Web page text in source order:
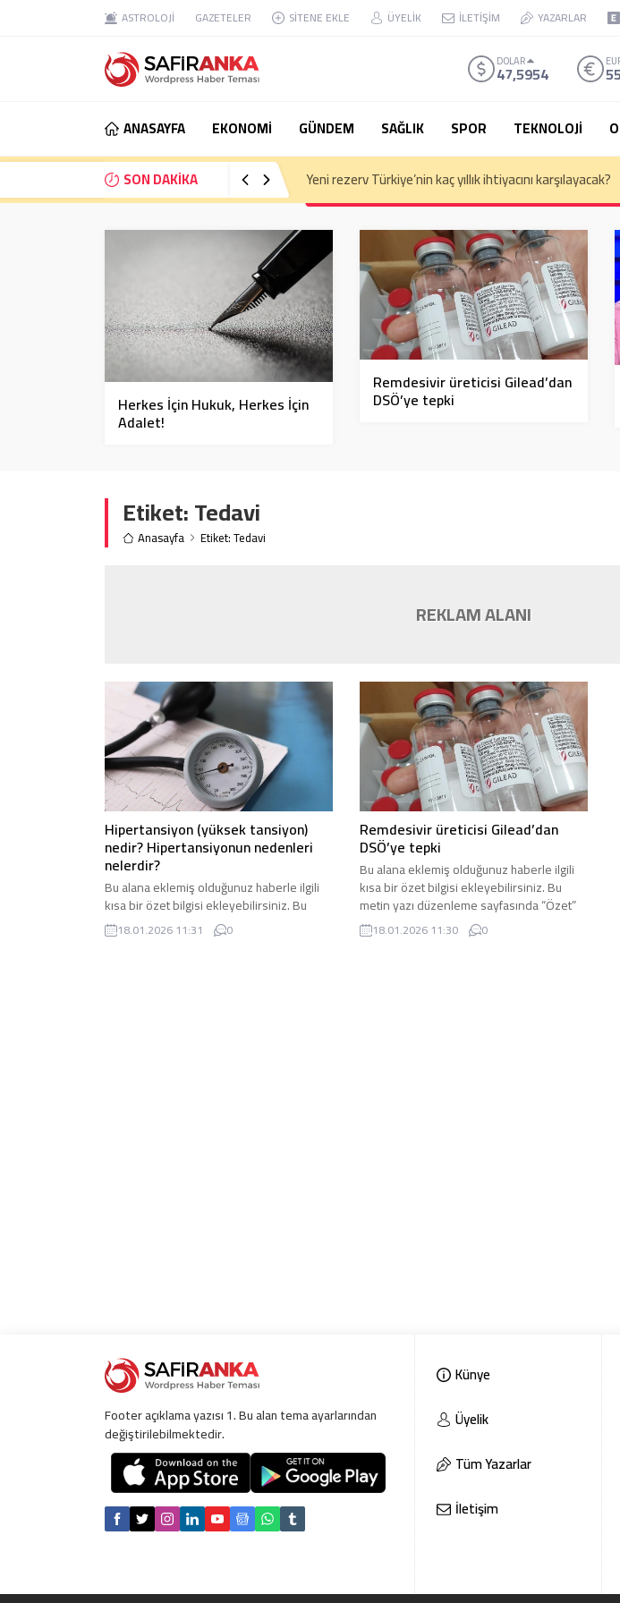
ASTROLOJİ GAZETELER SİTENE EKLE ÜYELİK İLETİŞİM YAZARLAR
DOLAR
47,5954
ANASAYFA EKONOMİ GÜNDEM SAĞLIK SPOR TEKNOLOJİ
SON DAKİKA
Eski Anayasa Mahkemesi Başkanı Yekta Güngör
Herkes İçin Hukuk, Herkes İçin
Adalet!
Remdesivir üreticisi Gilead’dan
DSÖ’ye tepki
Etiket:Tedavi
Anasayfa Etiket: Tedavi
REKLAM ALANI
Hipertansiyon (yüksek tansiyon)
nedir? Hipertansiyonun nedenleri
nelerdir?
Bu alana eklemiş olduğunuz haberle ilgili
kısa bir özet bilgisi ekleyebilirsiniz. Bu
metin yazı düzenleme sayfasında “Özet”
bölümünden eklenebilir. Özet eklenmişse
18.01.2026 11:31 0
Remdesivir üreticisi Gilead’dan
DSÖ’ye tepki
Bu alana eklemiş olduğunuz haberle ilgili
kısa bir özet bilgisi ekleyebilirsiniz. Bu
metin yazı düzenleme sayfasında “Özet”
bölümünden eklenebilir. Özet eklenmişse
başlık altında kalın olarak bu şekilde
18.01.2026 11:30 0
Footer açıklama yazısı 1. Bu alan tema ayarlarından
değiştirilebilmektedir.
Künye
Üyelik
Tüm Yazarlar
İletişim